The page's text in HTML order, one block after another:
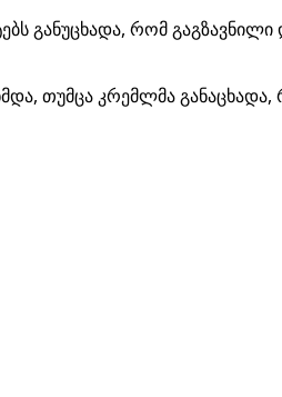
განუცხადა, რომ
თუმცა კრემლმა